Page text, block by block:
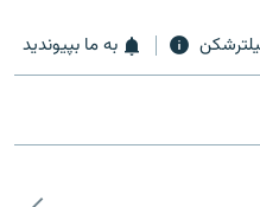
به ما بپیوندید